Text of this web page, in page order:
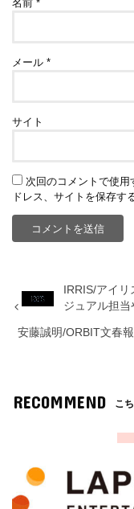
名前*
メール*
サイト
次回のコメントで使
ドレス、サイトを保存する
IRRIS/アイ
ジュアル担当
安藤誠明/ORBIT文春
RECOMMEND こ